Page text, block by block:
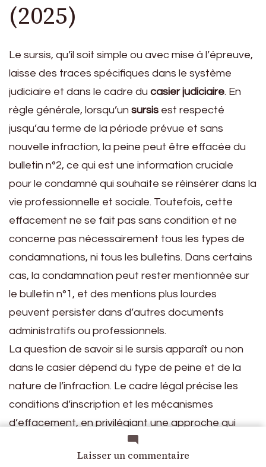
Laisser un commentairesur
(2025)
Le sursis, qu’il soit simple ou avec mise à l’épreuve,
laisse des traces spécifiques dans le système
judiciaire et dans le cadre du casier judiciaire. En
règle générale, lorsqu’un sursis est respecté
jusqu’au terme de la période prévue et sans
nouvelle infraction, la peine peut être effacée du
bulletin n°2, ce qui est une information cruciale
pour le condamné qui souhaite se réinsérer dans la
vie professionnelle et sociale. Toutefois, cette
effacement ne se fait pas sans condition et ne
concerne pas nécessairement tous les types de
condamnations, ni tous les bulletins. Dans certains
cas, la condamnation peut rester mentionnée sur
le bulletin n°1, et des mentions plus lourdes
peuvent persister dans d’autres documents
administratifs ou professionnels.
La question de savoir si le sursis apparaît ou non
dans le casier dépend du type de peine et de la
nature de l’infraction. Le cadre légal précise les
conditions d’inscription et les mécanismes
d’effacement, en privilégiant une approche qui
favorise la réinsertion tout en garantissant la
transparence et la sécurité. En pratique,